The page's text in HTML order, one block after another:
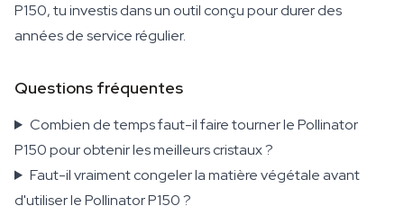
P150, tu investis dans un outil conçu pour durer des
années de service régulier.
Questions fréquentes
Combien de temps faut-il faire tourner le Pollinator
P150 pour obtenir les meilleurs cristaux ?
Faut-il vraiment congeler la matière végétale avant
d'utiliser le Pollinator P150 ?